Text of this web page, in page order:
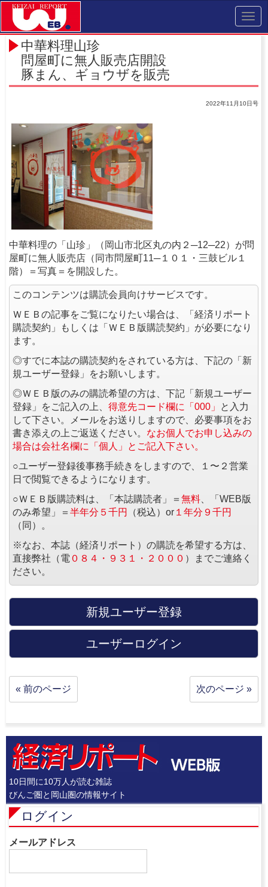
中華料理山珍
問屋町に無人販売店開設
豚まん、ギョウザを販売
2022年11月10日号
中華料理の「山珍」（岡山市北区丸の内２─12─22）が問
屋町に無人販売店（同市問屋町11─１０１・三鼓ビル１
階）＝写真＝を開設した。
このコンテンツは購読会員向けサービスです。
ＷＥＢの記事をご覧になりたい場合は、「経済リポート
購読契約」もしくは「ＷＥＢ版購読契約」が必要になり
ます。
◎すでに本誌の購読契約をされている方は、下記の「新
規ユーザー登録」をお願いします。
◎ＷＥＢ版のみの購読希望の方は、下記「新規ユーザー
登録」をご記入の上、 得意先コード欄に「000」
と入力
して下さい。メールをお送りしますので、必要事項をお
書き添えの上ご返送ください。 なお個人でお申し込みの
場合は会社名欄に「個人」とご記入下さい。
○ユーザー登録後事務手続きをしますので、１〜２営業
日で閲覧できるようになります。
○ＷＥＢ版購読料は、「本誌購読者」＝ 無料 、「WEB版
のみ希望」＝ 半年分５千円 （税込）or １年分９千円
（同）。
※なお、本誌（経済リポート）の購読を希望する方は、
直接弊社（電 ０８４・９３１・２０００ ）までご連絡く
ださい。
新規ユーザー登録
ユーザーログイン
« 前のページ 次のページ »
10日間に10万人が読む雑誌
びんご圏と岡山圏の情報サイト
ログイン
メールアドレス